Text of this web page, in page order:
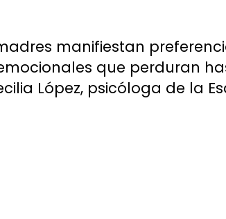
manifiestan
que perduran
López, psicóloga de la